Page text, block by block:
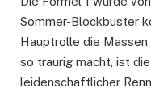
Sommer-Blockbuster
Hauptrolle die Massen
so traurig macht, ist
leidenschaftlicher